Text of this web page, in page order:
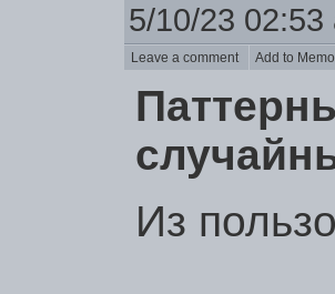
5/10/23 02:53
Leave a comment Add to
Из